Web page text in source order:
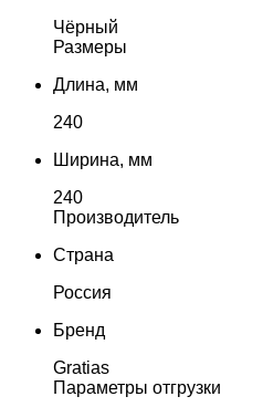
Чёрный
Размеры
Длина, мм
240
Ширина, мм
240
Производитель
Страна
Россия
Бренд
Gratias
Параметры отгрузки